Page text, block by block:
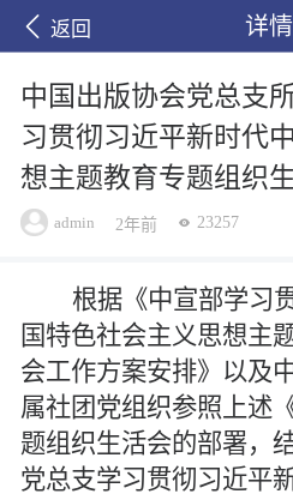
返回 详情
中国出版协会党总支
习贯彻习近平新时代
想主题教育专题组织
admin 2年前 23257
根据《中宣部学习
国特色社会主义思想主
会工作方案安排》以及
属社团党组织参照上述
题组织生活会的部署，
党总支学习贯彻习近平